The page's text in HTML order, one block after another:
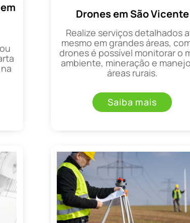
Drones em São Vicente
Realize serviços detalhados
mesmo em grandes áreas,
drones é possível monitorar o
ambiente, mineração e
áreas rurais.
Saiba mais